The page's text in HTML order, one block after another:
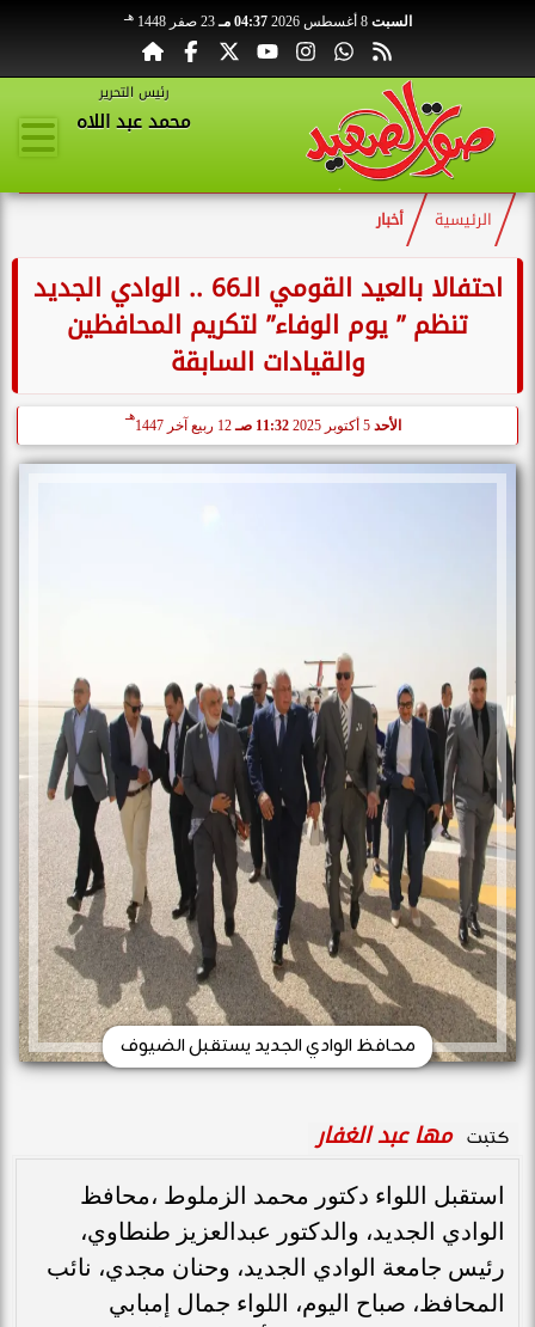
السبت 8 أغسطس 2026 04:37 مـ 23 صفر 1448 هـ
رئيس التحرير
محمد عبد اللاه
الرئيسية أخبار
احتفالا بالعيد القومي الـ66 .. الوادي الجديد
تنظم ” يوم الوفاء” لتكريم المحافظين
والقيادات السابقة
الأحد 5 أكتوبر 2025 11:32 صـ 12 ربيع آخر 1447
هـ
محافظ الوادي الجديد يستقبل الضيوف
كتبت مها عبد الغفار
استقبل اللواء دكتور محمد الزملوط ،محافظ
الوادي الجديد، والدكتور عبدالعزيز طنطاوي،
رئيس جامعة الوادي الجديد، وحنان مجدي، نائب
المحافظ، صباح اليوم، اللواء جمال إمبابي